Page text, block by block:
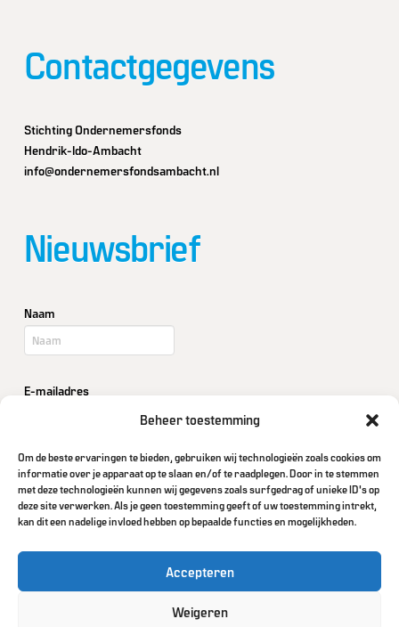
Beheer toestemming
Om de beste ervaringen te bieden, gebruiken wij technologieën zoals cookies om
informatie over je apparaat op te slaan en/of te raadplegen. Door in te stemmen
met deze technologieën kunnen wij gegevens zoals surfgedrag of unieke ID's op
deze site verwerken. Als je geen toestemming geeft of uw toestemming intrekt,
kan dit een nadelige invloed hebben op bepaalde functies en mogelijkheden.
Accepteren
Weigeren
Contactgegevens
Stichting Ondernemersfonds
Hendrik-Ido-Ambacht
info@ondernemersfondsambacht.nl
Nieuwsbrief
Naam
E-mailadres
Bedrijf / Organisatie